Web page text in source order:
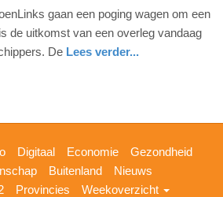
gaan een poging wagen om een
de uitkomst van een overleg vandaag
De Lees verder...
Digitaal Economie
Gezondheid
Buitenland
Nieuws
Provincies
Weekoverzicht